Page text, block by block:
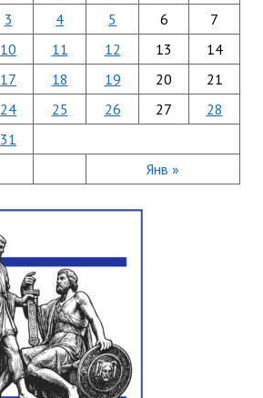
Янв »
3 4 5 6
7
10 11 12 13
14
17 18 19 20
21
24 25 26 27
28
31